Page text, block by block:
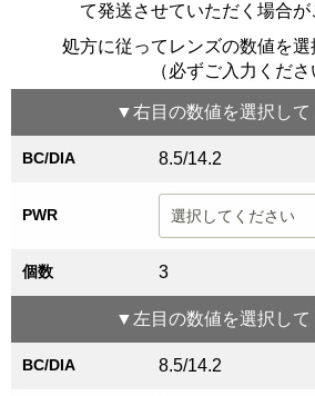
て発送させていただく場合が
処方に従ってレンズの数値を
（必ずご入力くださ
▼右目 の数値を選択して
BC/DIA 8.5/14.2
PWR
個数 3
▼ 左目 の数値を選択して
BC/DIA 8.5/14.2